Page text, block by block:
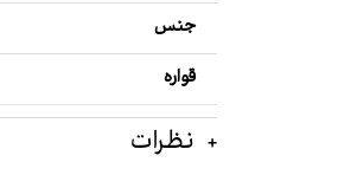
جنس
قواره
نظرات